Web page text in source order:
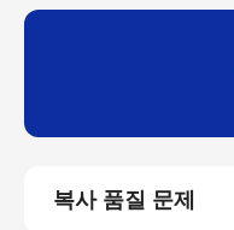
복사 품질 문제